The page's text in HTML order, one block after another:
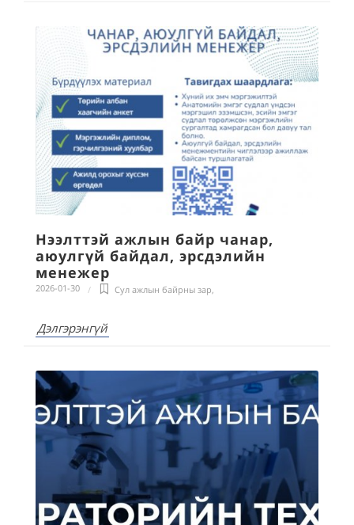
Нээлттэй ажлын байр чанар,
аюулгүй байдал, эрсдэлийн
менежер
2026-01-30 Сул ажлын байрны зар,
Дэлгэрэнгүй